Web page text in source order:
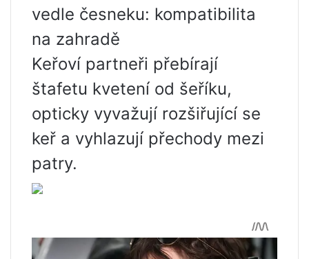
vedle česneku: kompatibilita
na zahradě
Keřoví partneři přebírají
štafetu kvetení od šeříku,
opticky vyvažují rozšiřující se
keř a vyhlazují přechody mezi
patry.